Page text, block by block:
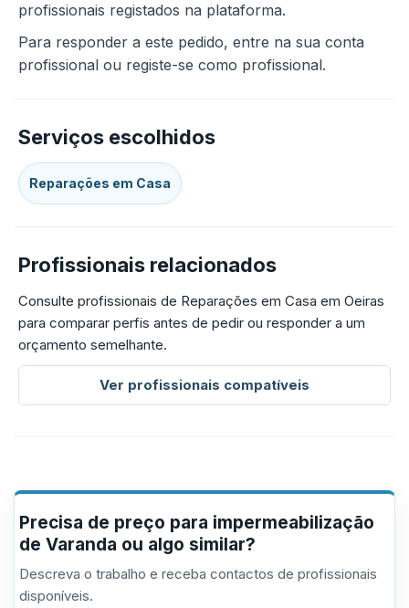
profissionais registados na plataforma.
Para responder a este pedido, entre na sua conta
profissional ou registe-se como profissional.
Serviços escolhidos
Reparações em Casa
Profissionais relacionados
Consulte profissionais de Reparações em Casa em Oeiras
para comparar perfis antes de pedir ou responder a um
orçamento semelhante.
Ver profissionais compatíveis
Precisa de preço para impermeabilização
de Varanda ou algo similar?
Descreva o trabalho e receba contactos de profissionais
disponíveis.